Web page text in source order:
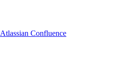
Atlassian Confluence